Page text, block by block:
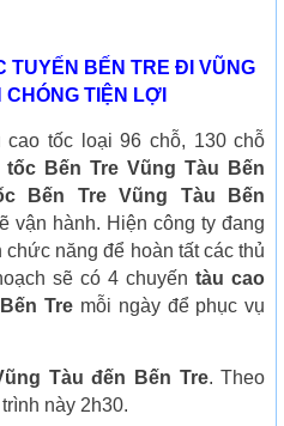
TUYẾN BẾN TRE ĐI VŨNG
TIỆN LỢI
tốc loại 96 chỗ, 130 chỗ
tốc Bến Tre Vũng Tàu Bến
Bến Tre Vũng Tàu Bến
vận hành. Hiện công ty đang
năng để hoàn tất các thủ
sẽ có 4 chuyếntàu cao
Tre mỗi ngày để phục vụ
Tàu đến Bến Tre. Theo
này 2h30.